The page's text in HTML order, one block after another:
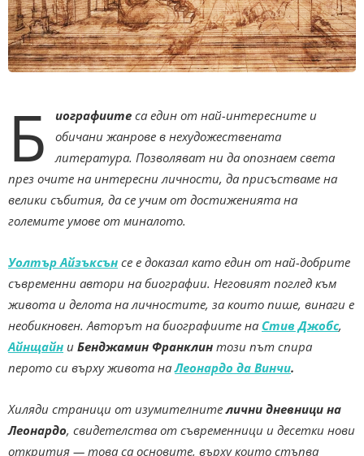
Б иографиите са един от най-интересните и
обичани жанрове в нехудожествената
литература. Позволяват ни да опознаем света
през очите на интересни личности, да присъстваме на
велики събития, да се учим от достиженията на
големите умове от миналото.
Уолтър Айзъксън се е доказал като един от най-добрите
съвременни автори на биографии. Неговият поглед към
живота и делота на личностите, за които пише, винаги е
необикновен. Авторът на биографиите на Стив Джобс,
Айнщайн и Бенджамин Франклин този път спира
перото си върху живота наЛеонардо да Винчи.
Хиляди страници от изумителнителични дневници на
Леонардо, свидетелства от съвременници и десетки нови
открития — това са основите, върху които стъпва